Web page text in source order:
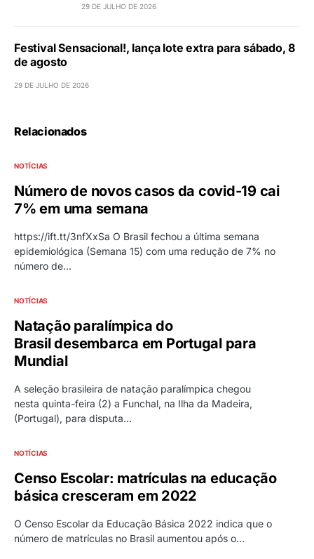
29 DE JULHO DE 2026
Festival Sensacional!, lança lote extra para sábado, 8
de agosto
29 DE JULHO DE 2026
Relacionados
NOTÍCIAS
Número de novos casos da covid-19 cai
7% em uma semana
https://ift.tt/3nfXxSa O Brasil fechou a última semana
epidemiológica (Semana 15) com uma redução de 7% no
número de…
NOTÍCIAS
Natação paralímpica do
Brasil desembarca em Portugal para
Mundial
A seleção brasileira de natação paralímpica chegou
nesta quinta-feira (2) a Funchal, na Ilha da Madeira,
(Portugal), para disputa…
NOTÍCIAS
Censo Escolar: matrículas na educação
básica cresceram em 2022
O Censo Escolar da Educação Básica 2022 indica que o
número de matrículas no Brasil aumentou após o…